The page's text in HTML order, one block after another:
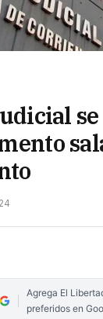
Agrega El
preferidos en